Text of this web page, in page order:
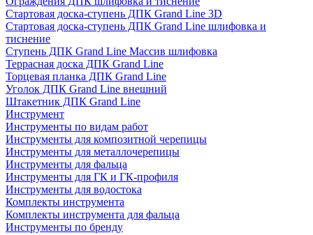
Стартовая доска-ступень ДПК Grand Line 3D
Стартовая доска-ступень ДПК Grand Line шлифовка и
тиснение
Ступень ДПК Grand Line Массив шлифовка
Террасная доска ДПК Grand Line
Торцевая планка ДПК Grand Line
Уголок ДПК Grand Line внешний
Штакетник ДПК Grand Line
Инструмент
Инструменты по видам работ
Инструменты для композитной черепицы
Инструменты для металлочерепицы
Инструменты для фальца
Инструменты для ГК и ГК-профиля
Инструменты для водостока
Комплекты инструмента
Комплекты инструмента для фальца
Инструменты по бренду